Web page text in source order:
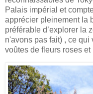
Palais impérial et
apprécier pleinement la
préférable d’explorer la
n'avons pas fait) , ce
voûtes de fleurs roses et